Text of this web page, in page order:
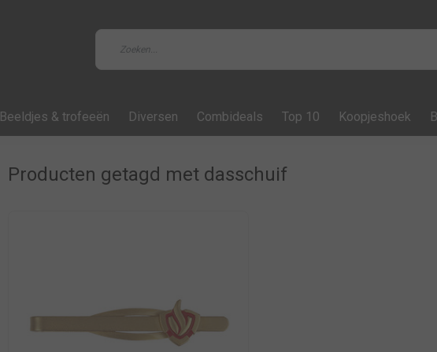
Beeldjes & trofeeën Diversen Combideals Top 10 Koopjeshoek
Producten getagd met dasschuif